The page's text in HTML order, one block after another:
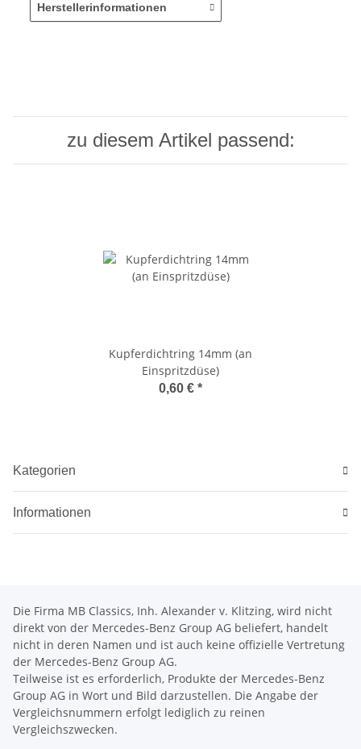
Herstellerinformationen
zu diesem Artikel passend:
Kupferdichtring 14mm (an
Einspritzdüse)
0,60 € *
Kategorien
Informationen
Die Firma MB Classics, Inh. Alexander v. Klitzing, wird nicht
direkt von der Mercedes-Benz Group AG beliefert, handelt
nicht in deren Namen und ist auch keine offizielle Vertretung
der Mercedes-Benz Group AG.
Teilweise ist es erforderlich, Produkte der Mercedes-Benz
Group AG in Wort und Bild darzustellen. Die Angabe der
Vergleichsnummern erfolgt lediglich zu reinen
Vergleichszwecken.